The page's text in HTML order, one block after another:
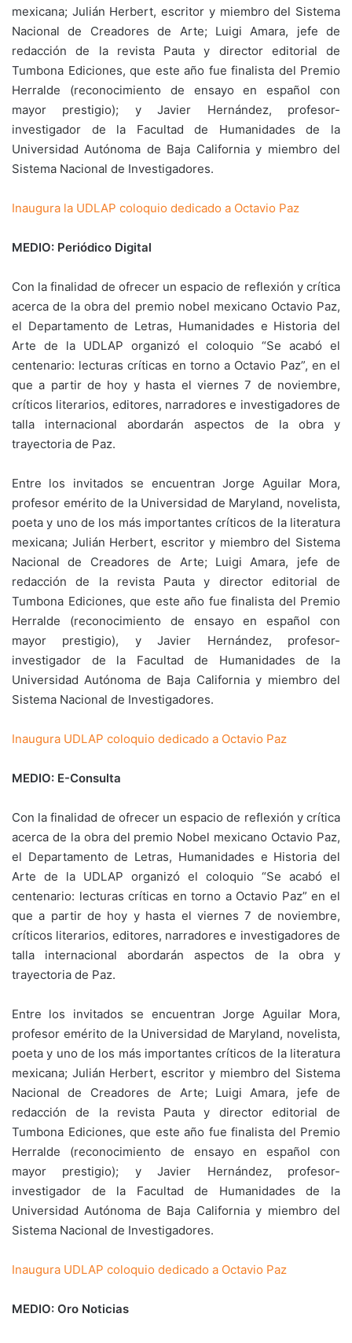
mexicana; Julián Herbert, escritor y miembro del Sistema
Nacional de Creadores de Arte; Luigi Amara, jefe de
redacción de la revista Pauta y director editorial de
Tumbona Ediciones, que este año fue finalista del Premio
Herralde (reconocimiento de ensayo en español con
mayor prestigio); y Javier Hernández, profesor-
investigador de la Facultad de Humanidades de la
Universidad Autónoma de Baja California y miembro del
Sistema Nacional de Investigadores.
Inaugura la UDLAP coloquio dedicado a Octavio Paz
MEDIO: Periódico Digital
Con la finalidad de ofrecer un espacio de reflexión y crítica
acerca de la obra del premio nobel mexicano Octavio Paz,
el Departamento de Letras, Humanidades e Historia del
Arte de la UDLAP organizó el coloquio “Se acabó el
centenario: lecturas críticas en torno a Octavio Paz”, en el
que a partir de hoy y hasta el viernes 7 de noviembre,
críticos literarios, editores, narradores e investigadores de
talla internacional abordarán aspectos de la obra y
trayectoria de Paz.
Entre los invitados se encuentran Jorge Aguilar Mora,
profesor emérito de la Universidad de Maryland, novelista,
poeta y uno de los más importantes críticos de la literatura
mexicana; Julián Herbert, escritor y miembro del Sistema
Nacional de Creadores de Arte; Luigi Amara, jefe de
redacción de la revista Pauta y director editorial de
Tumbona Ediciones, que este año fue finalista del Premio
Herralde (reconocimiento de ensayo en español con
mayor prestigio), y Javier Hernández, profesor-
investigador de la Facultad de Humanidades de la
Universidad Autónoma de Baja California y miembro del
Sistema Nacional de Investigadores.
Inaugura UDLAP coloquio dedicado a Octavio Paz
MEDIO: E-Consulta
Con la finalidad de ofrecer un espacio de reflexión y crítica
acerca de la obra del premio Nobel mexicano Octavio Paz,
el Departamento de Letras, Humanidades e Historia del
Arte de la UDLAP organizó el coloquio “Se acabó el
centenario: lecturas críticas en torno a Octavio Paz” en el
que a partir de hoy y hasta el viernes 7 de noviembre,
críticos literarios, editores, narradores e investigadores de
talla internacional abordarán aspectos de la obra y
trayectoria de Paz.
Entre los invitados se encuentran Jorge Aguilar Mora,
profesor emérito de la Universidad de Maryland, novelista,
poeta y uno de los más importantes críticos de la literatura
mexicana; Julián Herbert, escritor y miembro del Sistema
Nacional de Creadores de Arte; Luigi Amara, jefe de
redacción de la revista Pauta y director editorial de
Tumbona Ediciones, que este año fue finalista del Premio
Herralde (reconocimiento de ensayo en español con
mayor prestigio); y Javier Hernández, profesor-
investigador de la Facultad de Humanidades de la
Universidad Autónoma de Baja California y miembro del
Sistema Nacional de Investigadores.
Inaugura UDLAP coloquio dedicado a Octavio Paz
MEDIO: Oro Noticias